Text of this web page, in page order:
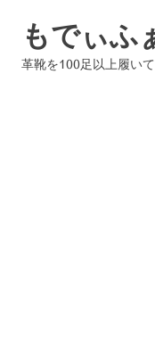
もでぃふ
革靴を100足以上履い